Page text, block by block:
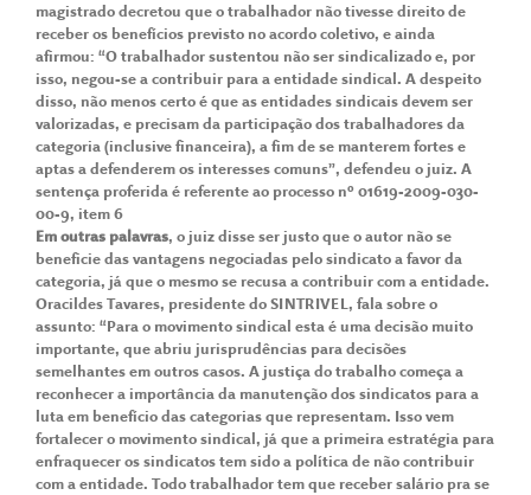
magistrado decretou que o trabalhador não tivesse direito de
receber os benefícios previsto no acordo coletivo, e ainda
afirmou: “O trabalhador sustentou não ser sindicalizado e, por
isso, negou-se a contribuir para a entidade sindical. A despeito
disso, não menos certo é que as entidades sindicais devem ser
valorizadas, e precisam da participação dos trabalhadores da
categoria (inclusive financeira), a fim de se manterem fortes e
aptas a defenderem os interesses comuns”, defendeu o juiz. A
sentença proferida é referente ao processo nº 01619-2009-030-
00-9, item 6
Em outras palavras, o juiz disse ser justo que o autor não se
beneficie das vantagens negociadas pelo sindicato a favor da
categoria, já que o mesmo se recusa a contribuir com a entidade.
Oracildes Tavares, presidente do SINTRIVEL, fala sobre o
assunto: “Para o movimento sindical esta é uma decisão muito
importante, que abriu jurisprudências para decisões
semelhantes em outros casos. A justiça do trabalho começa a
reconhecer a importância da manutenção dos sindicatos para a
luta em benefício das categorias que representam. Isso vem
fortalecer o movimento sindical, já que a primeira estratégia para
enfraquecer os sindicatos tem sido a política de não contribuir
com a entidade. Todo trabalhador tem que receber salário pra se